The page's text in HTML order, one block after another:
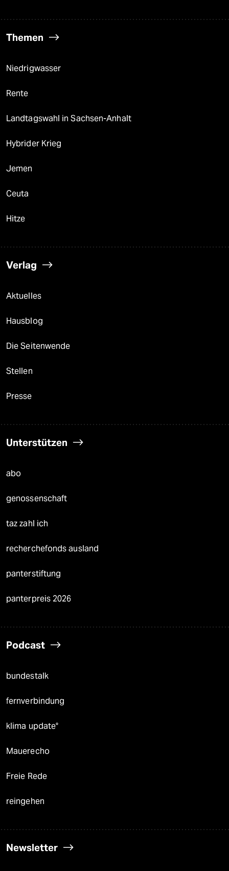
Themen
Niedrigwasser
Rente
Landtagswahl in Sachsen-Anhalt
Hybrider Krieg
Jemen
Ceuta
Hitze
Verlag
Aktuelles
Hausblog
Die Seitenwende
Stellen
Presse
Unterstützen
abo
genossenschaft
taz zahl ich
recherchefonds ausland
panterstiftung
panterpreis 2026
Podcast
bundestalk
fernverbindung
klima update°
Mauerecho
Freie Rede
reingehen
Newsletter